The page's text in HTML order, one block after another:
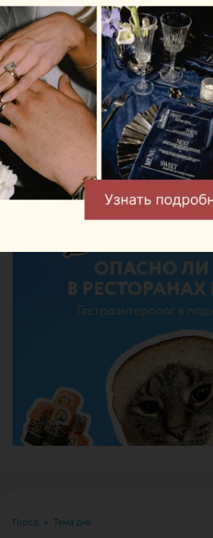
Обсуждаем эту и другие
нашемTelegram-канале
Следите за нами в
Город • Тема дня